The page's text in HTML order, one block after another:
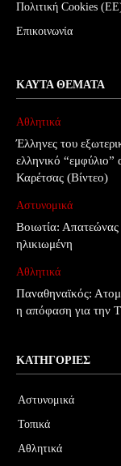
Πολιτική Cookies
Επικοινωνία
ΚΑΥΤΆ ΘΈΜΑΤΑ
Αθλητικά
Έλληνες του
ελληνικό
Καρέτσας (Βίντεο)
Αστυνομικά
Βοιωτία:
ηλικιωμένη
Αθλητικά
Παναθηναϊκός:
η απόφαση για την
ΚΑΤΗΓΟΡΊΕΣ
Αστυνομικά
Τοπικά
Αθλητικά